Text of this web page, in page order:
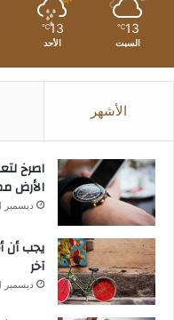
13
℃
السبت
13
℃
الأحد
الأشهر
‫اصرخ
الأرض
ديسمبر 21, 2024
يجب أن
آخر
ديسمبر 21, 2024